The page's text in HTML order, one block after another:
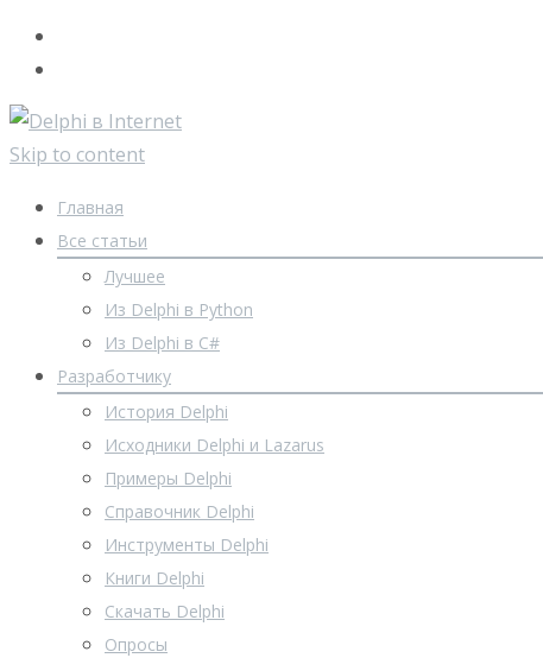
Skip to content
Главная
Все статьи
Лучшее
Из Delphi в Python
Из Delphi в C#
Разработчику
История Delphi
Исходники Delphi и Lazarus
Примеры Delphi
Справочник Delphi
Инструменты Delphi
Книги Delphi
Скачать Delphi
Опросы